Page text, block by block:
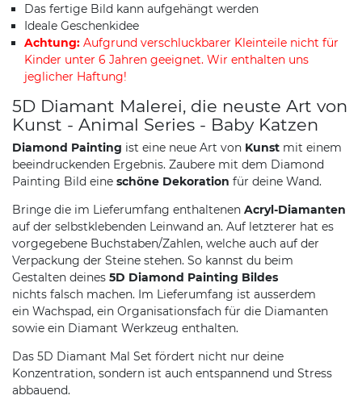
Das fertige Bild kann aufgehängt werden
Ideale Geschenkidee
Achtung: Aufgrund verschluckbarer Kleinteile nicht für
Kinder unter 6 Jahren geeignet. Wir enthalten uns
jeglicher Haftung!
5D Diamant Malerei, die neuste Art von
Kunst - Animal Series - Baby Katzen
Diamond Painting ist eine neue Art von Kunst mit einem
beeindruckenden Ergebnis. Zaubere mit dem Diamond
Painting Bild eine schöne Dekoration für deine Wand.
Bringe die im Lieferumfang enthaltenen Acryl-Diamanten
auf der selbstklebenden Leinwand an. Auf letzterer hat es
vorgegebene Buchstaben/Zahlen, welche auch auf der
Verpackung der Steine stehen. So kannst du beim
Gestalten deines 5D Diamond Painting Bildes
nichts falsch machen. Im Lieferumfang ist ausserdem
ein Wachspad, ein Organisationsfach für die Diamanten
sowie ein Diamant Werkzeug enthalten.
Das 5D Diamant Mal Set fördert nicht nur deine
Konzentration, sondern ist auch entspannend und Stress
abbauend.